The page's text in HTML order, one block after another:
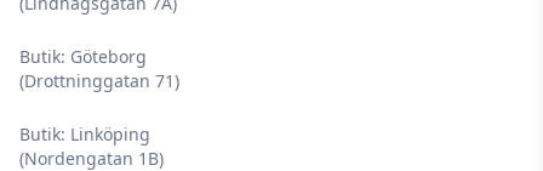
Butik: Göteborg
(Drottninggatan 71)
Butik: Linköping
(Nordengatan 1B)